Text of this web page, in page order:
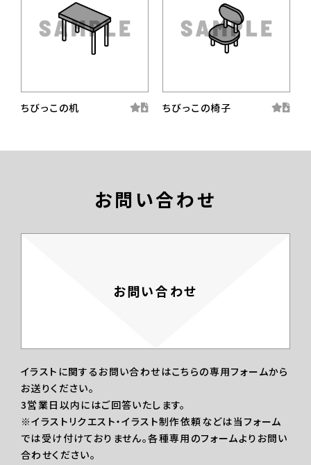
ちびっこの机 ちびっこの椅子
お問い合わせ
お問い合わせ
イラストに関するお問い合わせはこちらの専用フォームから
お送りください。
3営業日以内にはご回答いたします。
※イラストリクエスト・イラスト制作依頼などは当フォーム
では受け付けておりません。各種専用のフォームよりお問い
合わせください。